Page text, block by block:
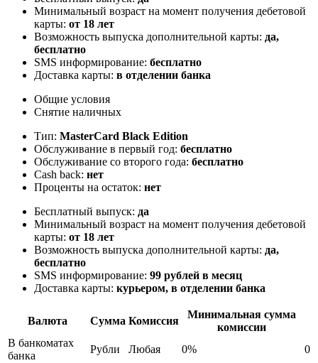
Минимальный возраст на момент получения дебетовой
карты: от 18 лет
Возможность выпуска дополнительной карты: да,
бесплатно
SMS информирование: бесплатно
Доставка карты: в отделении банка
Общие условия
Снятие наличных
Тип: MasterСard Black Edition
Обслуживание в первый год: бесплатно
Обслуживание со второго года: бесплатно
Cash back: нет
Проценты на остаток: нет
Бесплатный выпуск: да
Минимальный возраст на момент получения дебетовой
карты: от 18 лет
Возможность выпуска дополнительной карты: да,
бесплатно
SMS информирование: 99 рублей в месяц
Доставка карты: курьером, в отделении банка
Валюта Сумма Комиссия
Минимальная сумма
комиссии
В банкоматах
банка
Рубли Любая 0% 0